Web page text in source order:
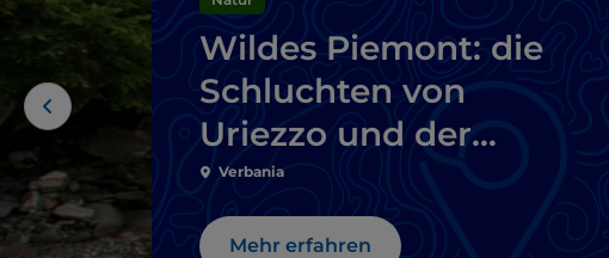
Wildes Piemont: die
Schluchten von
Uriezzo und der
Toce-Wasserfall
Verbania
Mehr erfahren